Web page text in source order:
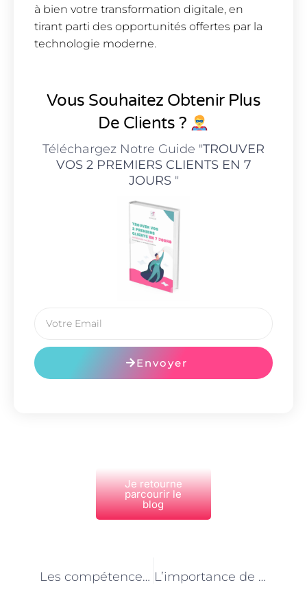
à bien votre transformation digitale, en
tirant parti des opportunités offertes par la
technologie moderne.
Vous Souhaitez Obtenir Plus
De Clients ?
Téléchargez Notre Guide "TROUVER
VOS 2 PREMIERS CLIENTS EN 7
JOURS"
Envoyer
Je retourne
parcourir le
blog
Les compétences interpersonnelles essentielles pour les consultants en transformation digitale à Paris L’importance de l’agilité dans la transformation digitale : les recommandations des consultants parisiens